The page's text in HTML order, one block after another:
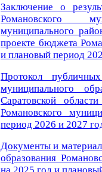
Заключение о
Романовского
муниципального
проекте бюджета
и плановый период
Протокол
муниципального
Саратовской
Романовского
период 2026 и 2027
Документы и
образования